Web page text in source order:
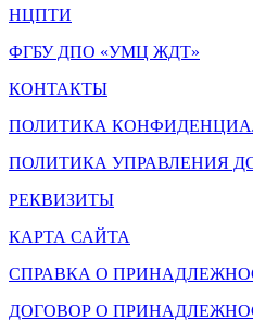
НЦПТИ
ФГБУ ДПО «УМЦ ЖДТ»
КОНТАКТЫ
ПОЛИТИКА
ПОЛИТИКА УПРАВЛЕНИЯ
РЕКВИЗИТЫ
КАРТА САЙТА
СПРАВКА О
ДОГОВОР О